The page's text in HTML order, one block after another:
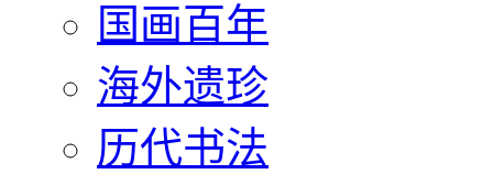
国画百年
海外遗珍
历代书法